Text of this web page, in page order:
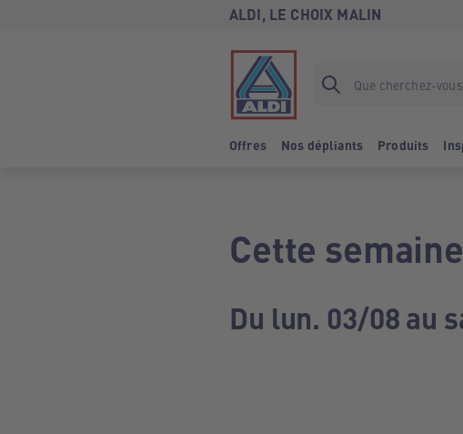
ALDI, LE CHOIX MALIN
Offres Nos dépliants Produits
Cette
Du lun. 03/08 au